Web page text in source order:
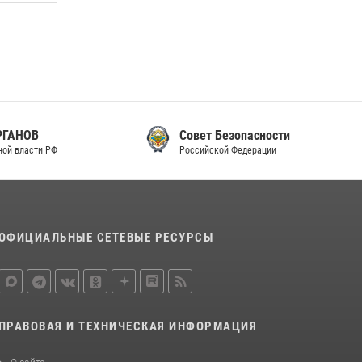
Совет Безопасности
Российской Федерации
СЕТЕВЫЕ РЕСУРСЫ
ПРАВОВАЯ И ТЕХНИЧЕСКАЯ ИНФОРМАЦИЯ